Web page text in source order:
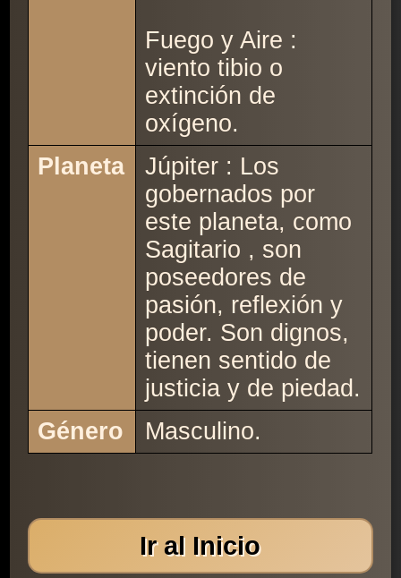
Fuego y Aire :
viento tibio o
extinción de
oxígeno.
Planeta
Júpiter : Los
gobernados por
este planeta, como
Sagitario , son
poseedores de
pasión, reflexión y
poder. Son dignos,
tienen sentido de
justicia y de piedad.
Género
Masculino.
Ir al Inicio